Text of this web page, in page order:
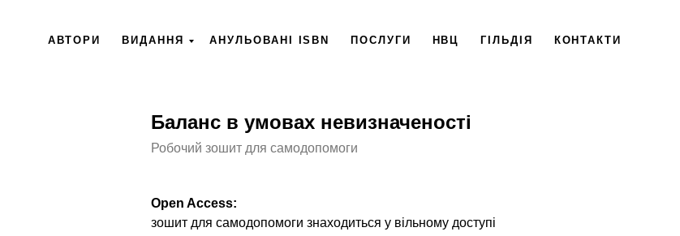
АВТОРИ ВИДАННЯ АНУЛЬОВАНІ ISBN ПОСЛУГИ НВЦ ГІЛЬДІЯ КОНТАКТИ
Баланс в умовах невизначеності
Робочий зошит для самодопомоги
Open Access:
зошит для самодопомоги знаходиться у вільному доступі